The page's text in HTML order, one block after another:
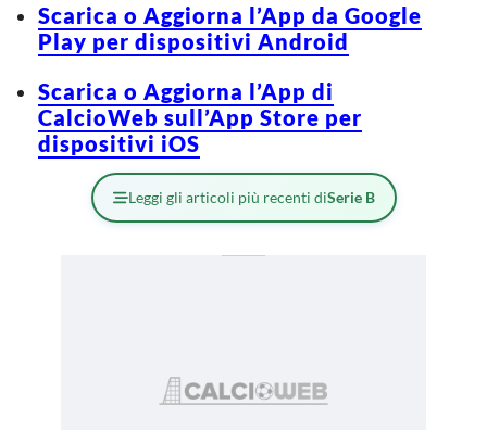
Scarica o Aggiorna l’App da Google
Play per dispositivi Android
Scarica o Aggiorna l’App di
CalcioWeb sull’App Store per
dispositivi iOS
Leggi gli articoli più recenti diSerie B